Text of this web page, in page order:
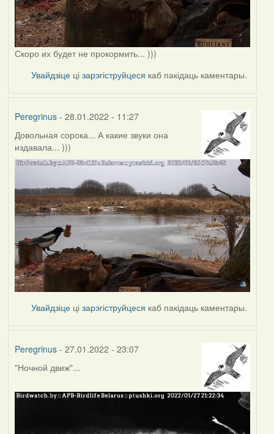
Скоро их будет не прокормить... )))
Увайдзіце цізарэгіструйцеся каб пакідаць каментары.
Peregrinus- 28.01.2022 - 11:27
Довольная сорока... А какие звуки она
издавала... )))
Увайдзіце цізарэгіструйцеся каб пакідаць каментары.
Peregrinus- 27.01.2022 - 23:07
"Ночной движ"...